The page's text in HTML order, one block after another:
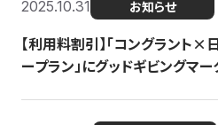
2025.10.31 お知らせ
【利用料割引】「コングラント
ープラン」にグッドギビングマ